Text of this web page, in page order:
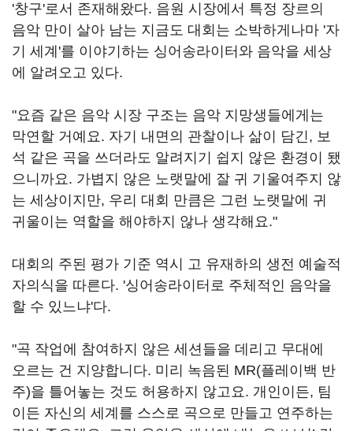
'창구'로서 존재해왔다. 음원 시장에서 특정 장르의
음악 만이 살아 남는 지금도 대회는 소박하게나마 '자
기 세계'를 이야기하는 싱어송라이터와 음악을 세상
에 알려오고 있다.
"요즘 같은 음악 시장 구조는 음악 지망생들에게는
막연할 거예요. 자기 내면의 관찰이나 삶이 담긴, 보
석 같은 곡을 쓰더라도 알려지기 쉽지 않은 환경이 됐
으니까요. 가볍지 않은 노랫말에 잘 귀 기울여주지 않
는 세상이지만, 우리 대회 만큼은 그런 노랫말에 귀
귀울이는 역할을 해야하지 않나 생각해요."
대회의 주된 평가 기준 역시 고 유재하의 생전 예술적
자의식을 따른다. '싱어송라이터로 주체적인 음악을
할 수 있느냐'다.
"곡 작업에 참여하지 않은 세션들을 데리고 무대에
오르는 건 지양합니다. 미리 녹음된 MR(플레이백 반
주)을 틀어놓는 것도 허용하지 않고요. 개인이든, 팀
이든 자신의 세계를 스스로 곡으로 만들고 연주하는